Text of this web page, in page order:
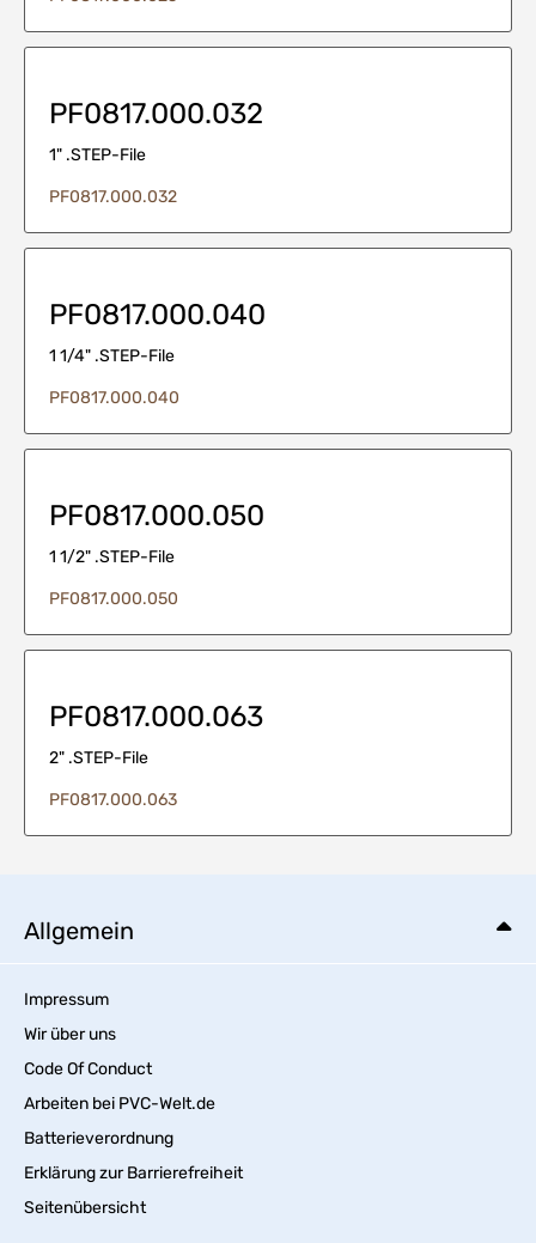
PF0817.000.032
1" .STEP-File
PF0817.000.032
PF0817.000.040
1 1/4" .STEP-File
PF0817.000.040
PF0817.000.050
1 1/2" .STEP-File
PF0817.000.050
PF0817.000.063
2" .STEP-File
PF0817.000.063
Allgemein
Impressum
Wir über uns
Code Of Conduct
Arbeiten bei PVC-Welt.de
Batterieverordnung
Erklärung zur Barrierefreiheit
Seitenübersicht